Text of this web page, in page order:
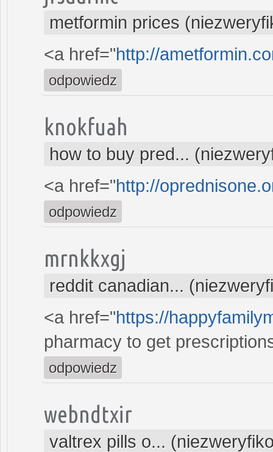
metformin prices
<a href="http://
odpowiedz
knokfuah
how to buy pred...
<a href="http://
odpowiedz
mrnkkxgj
reddit canadian...
<a href="https://
pharmacy to get
odpowiedz
webndtxir
valtrex pills o...